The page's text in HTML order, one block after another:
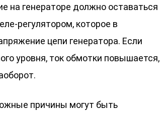
на генераторе должно оставаться
регулятором, которое в
цепи генератора. Если
уровня, ток обмотки повышается,
причины могут быть